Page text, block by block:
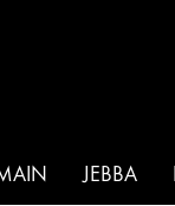
JEBBA